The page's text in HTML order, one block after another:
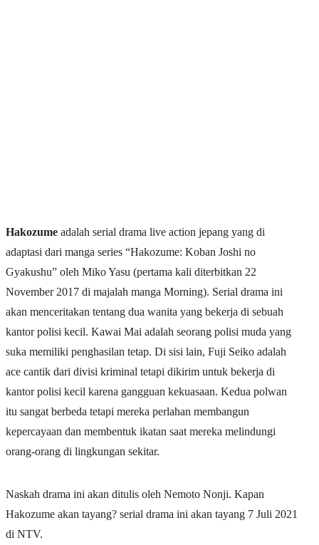
Hakozume adalah serial drama live action jepang yang di
adaptasi dari manga series “Hakozume: Koban Joshi no
Gyakushu” oleh Miko Yasu (pertama kali diterbitkan 22
November 2017 di majalah manga Morning). Serial drama ini
akan menceritakan tentang dua wanita yang bekerja di sebuah
kantor polisi kecil. Kawai Mai adalah seorang polisi muda yang
suka memiliki penghasilan tetap. Di sisi lain, Fuji Seiko adalah
ace cantik dari divisi kriminal tetapi dikirim untuk bekerja di
kantor polisi kecil karena gangguan kekuasaan. Kedua polwan
itu sangat berbeda tetapi mereka perlahan membangun
kepercayaan dan membentuk ikatan saat mereka melindungi
orang-orang di lingkungan sekitar.
Naskah drama ini akan ditulis oleh Nemoto Nonji. Kapan
Hakozume akan tayang? serial drama ini akan tayang 7 Juli 2021
di NTV.